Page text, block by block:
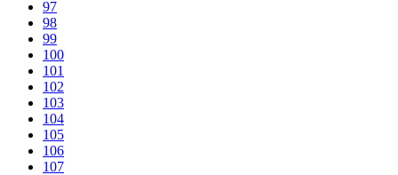
97
98
99
100
101
102
103
104
105
106
107